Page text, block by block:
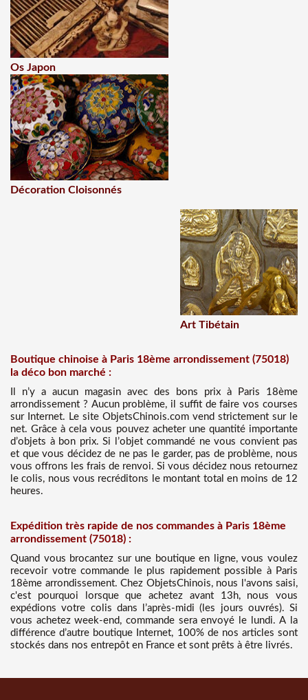
Os Japon
Décoration Cloisonnés
Art Tibétain
Boutique chinoise à Paris 18ème arrondissement (75018)
la déco bon marché :
Il n’y a aucun magasin avec des bons prix à Paris 18ème
arrondissement ? Aucun problème, il suffit de faire vos courses
sur Internet. Le site ObjetsChinois.com vend strictement sur le
net. Grâce à cela vous pouvez acheter une quantité importante
d’objets à bon prix. Si l’objet commandé ne vous convient pas
et que vous décidez de ne pas le garder, pas de problème, nous
vous offrons les frais de renvoi. Si vous décidez nous retournez
le colis, nous vous recréditons le montant total en moins de 12
heures.
Expédition très rapide de nos commandes à Paris 18ème
arrondissement (75018) :
Quand vous brocantez sur une boutique en ligne, vous voulez
recevoir votre commande le plus rapidement possible à Paris
18ème arrondissement. Chez ObjetsChinois, nous l'avons saisi,
c'est pourquoi lorsque que achetez avant 13h, nous vous
expédions votre colis dans l’après-midi (les jours ouvrés). Si
vous achetez week-end, commande sera envoyé le lundi. A la
différence d’autre boutique Internet, 100% de nos articles sont
stockés dans nos entrepôt en France et sont prêts à être livrés.